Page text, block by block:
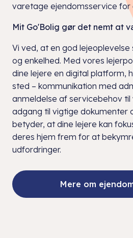
varetage ejendomsservice for
Mit Go'Bolig gør det nemt at
Vi ved, at en god
og enkelhed. Med vores
dine lejere en digital platform,
sted – kommunikation med
anmeldelse af servicebehov
adgang til vigtige dokumenter
betyder, at dine lejere kan
deres hjem frem for at
udfordringer.
Mere om